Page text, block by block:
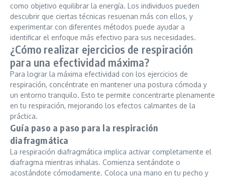
como objetivo equilibrar la energía. Los individuos pueden
descubrir que ciertas técnicas resuenan más con ellos, y
experimentar con diferentes métodos puede ayudar a
identificar el enfoque más efectivo para sus necesidades.
¿Cómo realizar ejercicios de respiración
para una efectividad máxima?
Para lograr la máxima efectividad con los ejercicios de
respiración, concéntrate en mantener una postura cómoda y
un entorno tranquilo. Esto te permite concentrarte plenamente
en tu respiración, mejorando los efectos calmantes de la
práctica.
Guía paso a paso para la respiración
diafragmática
La respiración diafragmática implica activar completamente el
diafragma mientras inhalas. Comienza sentándote o
acostándote cómodamente. Coloca una mano en tu pecho y